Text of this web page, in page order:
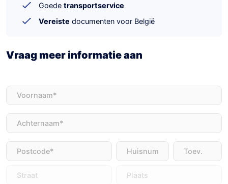
Goede transportservice
Vereiste documenten voor België
Vraag meer informatie aan
Voornaam (Vereist)
Achternaam
Adres